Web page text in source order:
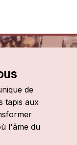
de
tapis aux
l'âme du